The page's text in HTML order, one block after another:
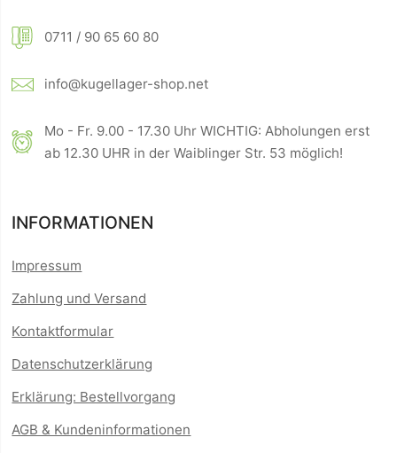
0711 / 90 65 60 80
info@kugellager-shop.net
Mo - Fr. 9.00 - 17.30 Uhr WICHTIG: Abholungen erst
ab 12.30 UHR in der Waiblinger Str. 53 möglich!
INFORMATIONEN
Impressum
Zahlung und Versand
Kontaktformular
Datenschutzerklärung
Erklärung: Bestellvorgang
AGB & Kundeninformationen